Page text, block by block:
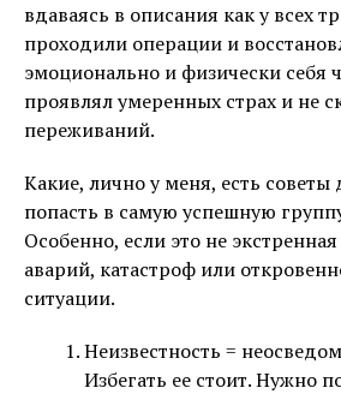
вдаваясь в описания как у всех
проходили операции и
эмоционально и физически себя
проявлял умеренных страх и не
переживаний.
Какие, лично у меня, есть советы
попасть в самую успешную
Особенно, если это не
аварий, катастроф или
ситуации.
Неизвестность =
Избегать ее стоит. Нужно